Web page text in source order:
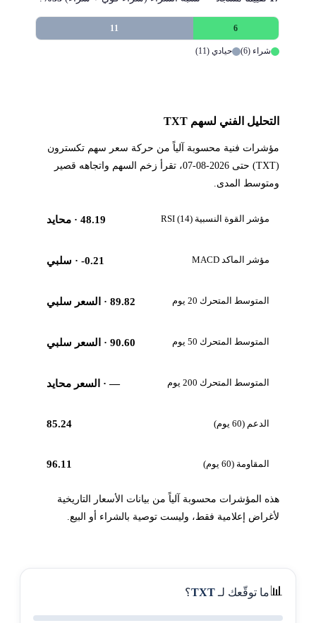
6
11
شراء (6) حيادي (11)
التحليل الفني لسهم TXT
مؤشرات فنية محسوبة آلياً من حركة سعر سهم تكسترون
(TXT) حتى 2026-08-07، تقرأ زخم السهم واتجاهه قصير
ومتوسط المدى.
مؤشر القوة النسبية RSI (14) 48.19· محايد
مؤشر الماكد MACD -0.21· سلبي
المتوسط المتحرك 20 يوم 89.82· السعر سلبي
المتوسط المتحرك 50 يوم 90.60· السعر سلبي
المتوسط المتحرك 200 يوم —· السعر محايد
الدعم (60 يوم) 85.24
المقاومة (60 يوم) 96.11
هذه المؤشرات محسوبة آلياً من بيانات الأسعار التاريخية
لأغراض إعلامية فقط، وليست توصية بالشراء أو البيع.
📊ما توقّعك لـTXT؟